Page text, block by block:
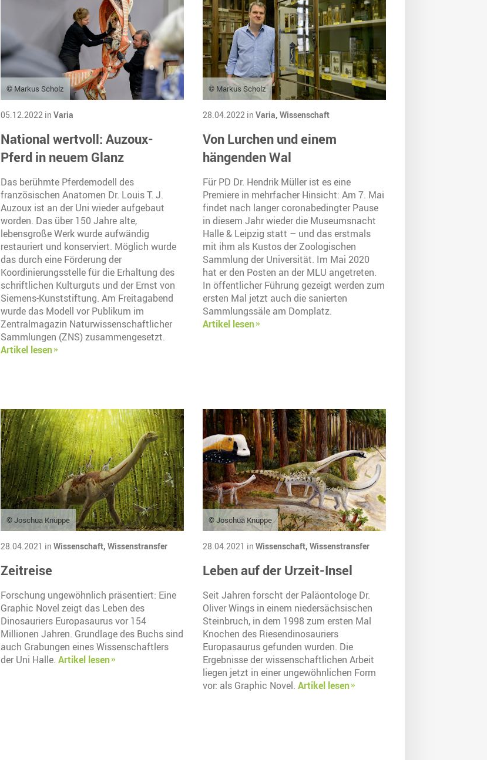
© Markus Scholz
05.12.2022 in Varia
National wertvoll: Auzoux-
Pferd in neuem Glanz
Das berühmte Pferdemodell des
französischen Anatomen Dr. Louis T. J.
Auzoux ist an der Uni wieder aufgebaut
worden. Das über 150 Jahre alte,
lebensgroße Werk wurde aufwändig
restauriert und konserviert. Möglich wurde
das durch eine Förderung der
Koordinierungsstelle für die Erhaltung des
schriftlichen Kulturguts und der Ernst von
Siemens-Kunststiftung. Am Freitagabend
wurde das Modell vor Publikum im
Zentralmagazin Naturwissenschaftlicher
Sammlungen (ZNS) zusammengesetzt.
Artikel lesen
© Markus Scholz
28.04.2022 in Varia, Wissenschaft
Von Lurchen und einem
hängenden Wal
Für PD Dr. Hendrik Müller ist es eine
Premiere in mehrfacher Hinsicht: Am 7. Mai
findet nach langer coronabedingter Pause
in diesem Jahr wieder die Museumsnacht
Halle & Leipzig statt – und das erstmals
mit ihm als Kustos der Zoologischen
Sammlung der Universität. Im Mai 2020
hat er den Posten an der MLU angetreten.
In öffentlicher Führung gezeigt werden zum
ersten Mal jetzt auch die sanierten
Sammlungssäle am Domplatz.
Artikel lesen
© Joschua Knüppe
28.04.2021 in Wissenschaft, Wissenstransfer
Zeitreise
Forschung ungewöhnlich präsentiert: Eine
Graphic Novel zeigt das Leben des
Dinosauriers Europasaurus vor 154
Millionen Jahren. Grundlage des Buchs sind
auch Grabungen eines Wissenschaftlers
der Uni Halle. Artikel lesen
© Joschua Knüppe
28.04.2021 in Wissenschaft, Wissenstransfer
Leben auf der Urzeit-Insel
Seit Jahren forscht der Paläontologe Dr.
Oliver Wings in einem niedersächsischen
Steinbruch, in dem 1998 zum ersten Mal
Knochen des Riesendinosauriers
Europasaurus gefunden wurden. Die
Ergebnisse der wissenschaftlichen Arbeit
liegen jetzt in einer ungewöhnlichen Form
vor: als Graphic Novel. Artikel lesen